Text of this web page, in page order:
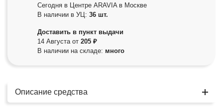
Сегодня в Центре ARAVIA в Москве
В наличии в УЦ: 36 шт.
Доставить в пункт выдачи
14 Августа от 205 ₽
В наличии на складе: много
Описание средства